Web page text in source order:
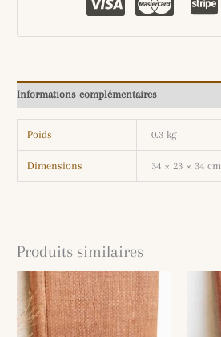
Informations complémentaires
Poids 0.3 kg
Dimensions 34 × 23 × 34 cm
Produits similaires